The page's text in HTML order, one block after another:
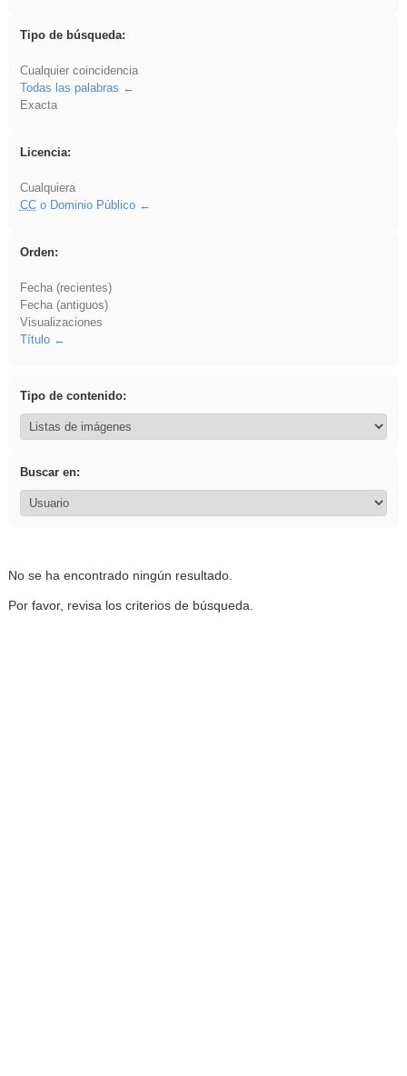
Tipo de búsqueda:
Cualquier coincidencia
Todas las palabras
Exacta
Licencia:
Cualquiera
CCo Dominio Público
Orden:
Fecha (recientes)
Fecha (antiguos)
Visualizaciones
Título
Tipo de contenido:
Buscar en:
No se ha encontrado ningún resultado.
Por favor, revisa los criterios de búsqueda.